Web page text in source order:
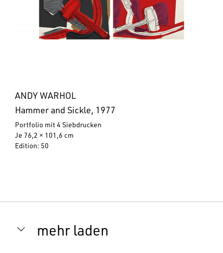
ANDY WARHOL
Hammer and Sickle, 1977
Portfolio mit 4 Siebdrucken
Je 76,2 × 101,6 cm
Edition: 50
mehr laden